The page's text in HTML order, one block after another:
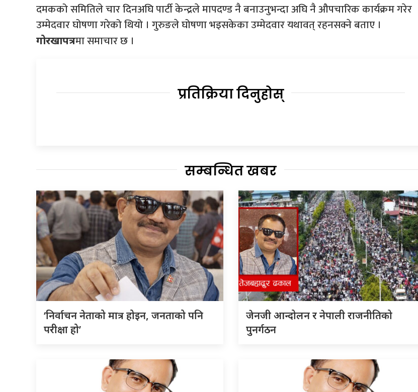
दमकको समितिले चार दिनअघि पार्टी केन्द्रले मापदण्ड नै बनाउनुभन्दा अघि नै औपचारिक कार्यक्रम गरेर
उम्मेदवार घोषणा गरेको थियो । गुरुङले घोषणा भइसकेका उम्मेदवार यथावत् रहनसक्ने बताए ।
गोरखापत्रमा समाचार छ ।
प्रतिक्रिया दिनुहोस्
सम्बन्धित खबर
‘निर्वाचन नेताको मात्र होइन, जनताको पनि
परीक्षा हो’
जेनजी आन्दोलन र नेपाली राजनीतिको
पुनर्गठन